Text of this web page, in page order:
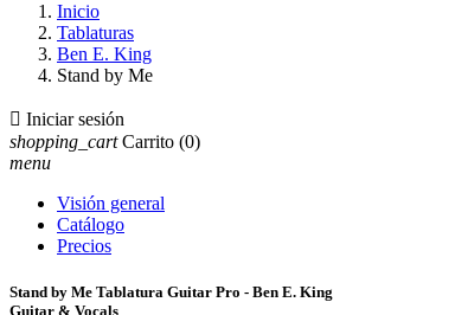
Inicio
Tablaturas
Ben E. King
Stand by Me
 Iniciar sesión
shopping_cart Carrito (0)
menu
Visión general
Catálogo
Precios
Stand by Me Tablatura Guitar Pro - Ben E. King
Guitar & Vocals